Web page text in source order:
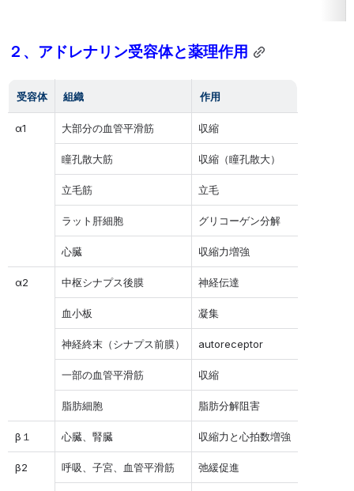
２、アドレナリン受容体と薬理作用
受容体 組織 作用
α1 大部分の血管平滑筋 収縮
瞳孔散大筋 収縮（瞳孔散大）
立毛筋 立毛
ラット肝細胞 グリコーゲン分解
心臓 収縮力増強
α2 中枢シナプス後膜 神経伝達
血小板 凝集
神経終末（シナプス前膜） autoreceptor
一部の血管平滑筋 収縮
脂肪細胞 脂肪分解阻害
β１ 心臓、腎臓 収縮力と心拍数増強
β2 呼吸、子宮、血管平滑筋 弛緩促進